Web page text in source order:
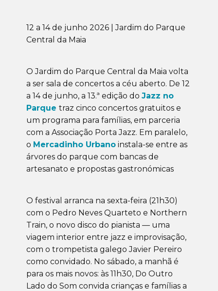
12 a 14 de junho 2026 | Jardim do Parque
Central da Maia
O Jardim do Parque Central da Maia volta
a ser sala de concertos a céu aberto. De 12
a 14 de junho, a 13.ª edição do Jazz no
Parque traz cinco concertos gratuitos e
um programa para famílias, em parceria
com a Associação Porta Jazz. Em paralelo,
o Mercadinho Urbano instala-se entre as
árvores do parque com bancas de
artesanato e propostas gastronómicas
O festival arranca na sexta-feira (21h30)
com o Pedro Neves Quarteto e Northern
Train, o novo disco do pianista — uma
viagem interior entre jazz e improvisação,
com o trompetista galego Javier Pereiro
como convidado. No sábado, a manhã é
para os mais novos: às 11h30, Do Outro
Lado do Som convida crianças e famílias a